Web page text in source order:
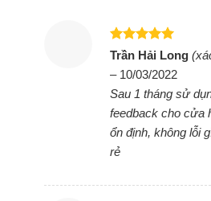
Bếp đôi điện từ Sunhouse Apex
Được xếp
sao
Trần Hải Long
– 10/03/2022
Sau 1 tháng sử
feedback cho cửa
ổn định, không lỗi
rẻ